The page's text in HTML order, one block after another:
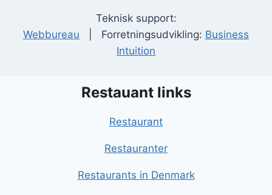
Teknisk support:
Webbureau | Forretningsudvikling: Business
Intuition
Restauant links
Restaurant
Restauranter
Restaurants in Denmark